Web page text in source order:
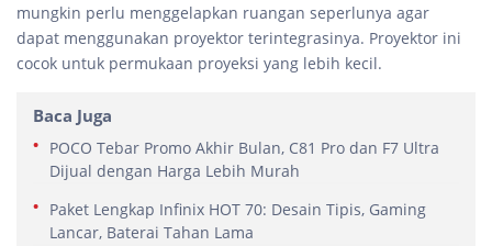
mungkin perlu menggelapkan ruangan seperlunya agar
dapat menggunakan proyektor terintegrasinya. Proyektor ini
cocok untuk permukaan proyeksi yang lebih kecil.
Baca Juga
POCO Tebar Promo Akhir Bulan, C81 Pro dan F7 Ultra
Dijual dengan Harga Lebih Murah
Paket Lengkap Infinix HOT 70: Desain Tipis, Gaming
Lancar, Baterai Tahan Lama